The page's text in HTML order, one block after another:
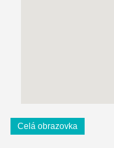
Celá obrazovka